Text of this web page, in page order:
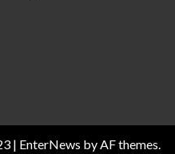
| EnterNews by AF themes.